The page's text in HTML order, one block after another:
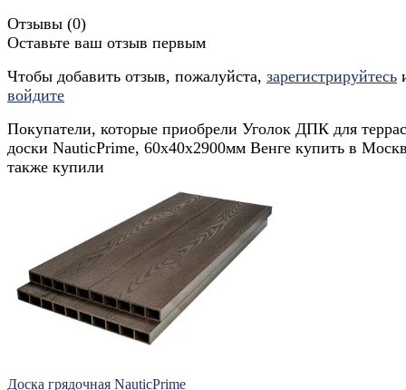
Отзывы (0)
Оставьте ваш отзыв первым
Чтобы добавить отзыв, пожалуйста, зарегистрируйтесь
войдите
Покупатели, которые приобрели Уголок ДПК для
доски NauticPrime, 60x40x2900мм Венге купить в
также купили
Доска грядочная NauticPrime